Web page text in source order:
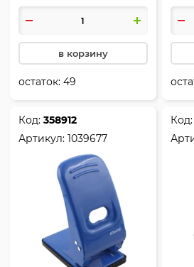
4020314
в корзину
остаток:49
Код:358912
Артикул:1039677